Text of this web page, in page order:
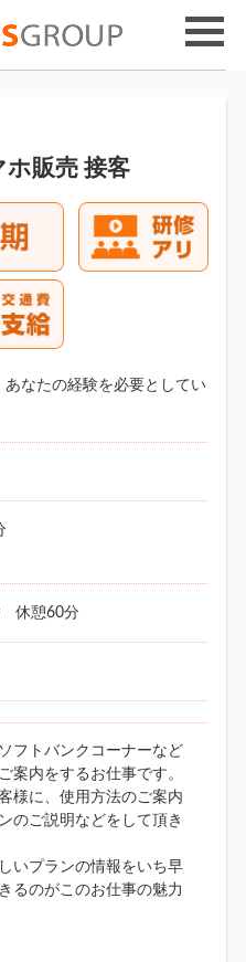
販売 接客
なたの経験を必要としてい
休憩60分
フトバンクコーナーなど
案内をするお仕事です。
様に、使用方法のご案内
のご説明などをして頂き
いプランの情報をいち早
るのがこのお仕事の魅力